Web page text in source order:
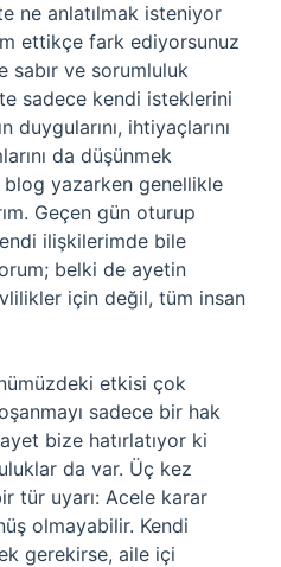
ne anlatılmak isteniyor
ettikçe fark ediyorsunuz
sabır ve sorumluluk
sadece kendi isteklerini
duygularını, ihtiyaçlarını
da düşünmek
blog yazarken genellikle
Geçen gün oturup
ilişkilerimde bile
belki de ayetin
için değil, tüm insan
etkisi çok
sadece bir hak
bize hatırlatıyor ki
da var. Üç kez
tür uyarı: Acele karar
olmayabilir. Kendi
gerekirse, aile içi